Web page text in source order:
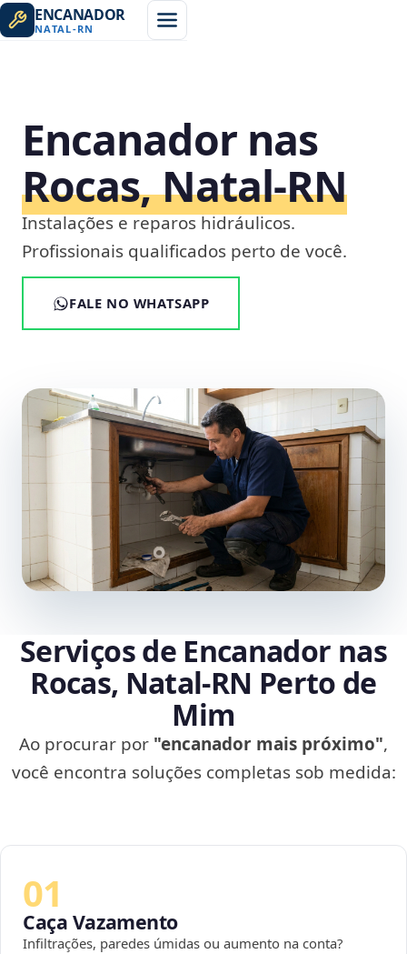
ENCANADOR
NATAL-RN
Encanador nas
Rocas, Natal‑RN
Instalações e reparos hidráulicos.
Profissionais qualificados perto de você.
FALE NO WHATSAPP
Serviços de Encanador nas
Rocas, Natal‑RN Perto de
Mim
Ao procurar por "encanador mais próximo",
você encontra soluções completas sob medida:
01
Caça Vazamento
Infiltrações, paredes úmidas ou aumento na conta?